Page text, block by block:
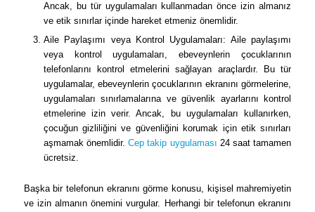
Ancak, bu tür uygulamaları kullanmadan önce izin almanız
ve etik sınırlar içinde hareket etmeniz önemlidir.
Aile Paylaşımı veya Kontrol Uygulamaları: Aile paylaşımı
veya kontrol uygulamaları, ebeveynlerin çocuklarının
telefonlarını kontrol etmelerini sağlayan araçlardır. Bu tür
uygulamalar, ebeveynlerin çocuklarının ekranını görmelerine,
uygulamaları sınırlamalarına ve güvenlik ayarlarını kontrol
etmelerine izin verir. Ancak, bu uygulamaları kullanırken,
çocuğun gizliliğini ve güvenliğini korumak için etik sınırları
aşmamak önemlidir.Cep takip uygulaması 24 saat tamamen
ücretsiz.
Başka bir telefonun ekranını görme konusu, kişisel mahremiyetin
ve izin almanın önemini vurgular. Herhangi bir telefonun ekranını